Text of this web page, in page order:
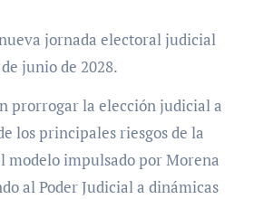
jornada electoral judicial
junio de 2028.
prorrogar la elección judicial a
los principales riesgos de la
modelo impulsado por Morena
al Poder Judicial a dinámicas